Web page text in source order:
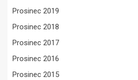
Prosinec 2019
Prosinec 2018
Prosinec 2017
Prosinec 2016
Prosinec 2015